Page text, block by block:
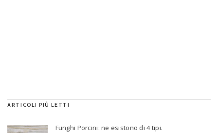
ARTICOLI PIÙ LETTI
Funghi Porcini: ne esistono di 4 tipi.